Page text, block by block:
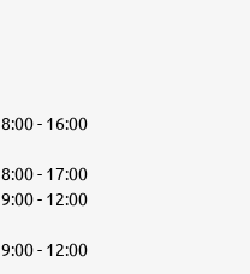
8:00 - 16:00
8:00 - 17:00
9:00 - 12:00
9:00 - 12:00